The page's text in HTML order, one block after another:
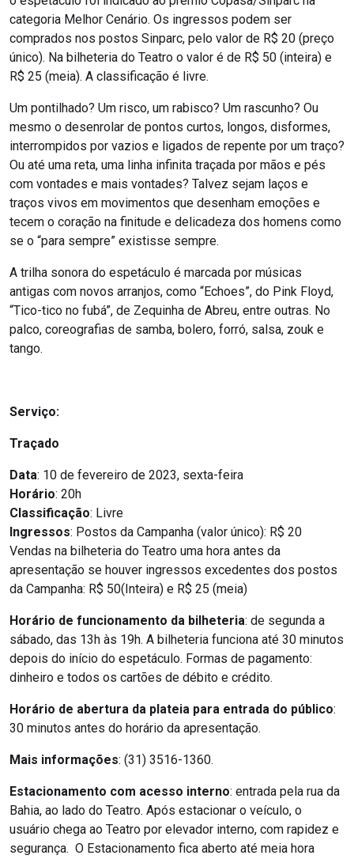
categoria Melhor Cenário. Os ingressos podem ser
comprados nos postos Sinparc, pelo valor de R$ 20 (preço
único). Na bilheteria do Teatro o valor é de R$ 50 (inteira) e
R$ 25 (meia). A classificação é livre.
Um pontilhado? Um risco, um rabisco? Um rascunho? Ou
mesmo o desenrolar de pontos curtos, longos, disformes,
interrompidos por vazios e ligados de repente por um traço?
Ou até uma reta, uma linha infinita traçada por mãos e pés
com vontades e mais vontades? Talvez sejam laços e
traços vivos em movimentos que desenham emoções e
tecem o coração na finitude e delicadeza dos homens como
se o “para sempre” existisse sempre.
A trilha sonora do espetáculo é marcada por músicas
antigas com novos arranjos, como “Echoes”, do Pink Floyd,
“Tico-tico no fubá”, de Zequinha de Abreu, entre outras. No
palco, coreografias de samba, bolero, forró, salsa, zouk e
tango.
Serviço:
Traçado
Data: 10 de fevereiro de 2023, sexta-feira
Horário: 20h
Classificação: Livre
Ingressos: Postos da Campanha (valor único): R$ 20
Vendas na bilheteria do Teatro uma hora antes da
apresentação se houver ingressos excedentes dos postos
da Campanha: R$ 50(Inteira) e R$ 25 (meia)
Horário de funcionamento da bilheteria: de segunda a
sábado, das 13h às 19h. A bilheteria funciona até 30 minutos
depois do início do espetáculo. Formas de pagamento:
dinheiro e todos os cartões de débito e crédito.
Horário de abertura da plateia para entrada do público:
30 minutos antes do horário da apresentação.
Mais informações: (31) 3516-1360.
Estacionamento com acesso interno: entrada pela rua da
Bahia, ao lado do Teatro. Após estacionar o veículo, o
usuário chega ao Teatro por elevador interno, com rapidez e
segurança. O Estacionamento fica aberto até meia hora